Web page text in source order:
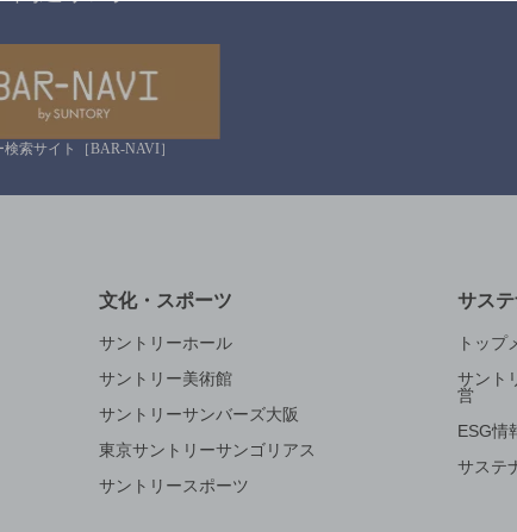
検索サイト［BAR-NAVI］
文化・スポーツ
サントリーホール
サントリー美術館
サントリーサンバーズ大阪
東京サントリーサンゴリアス
サントリースポーツ
サス
トップ
サント
営
ESG情
サステ